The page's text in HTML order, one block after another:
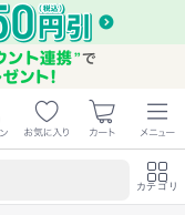
カテゴリ